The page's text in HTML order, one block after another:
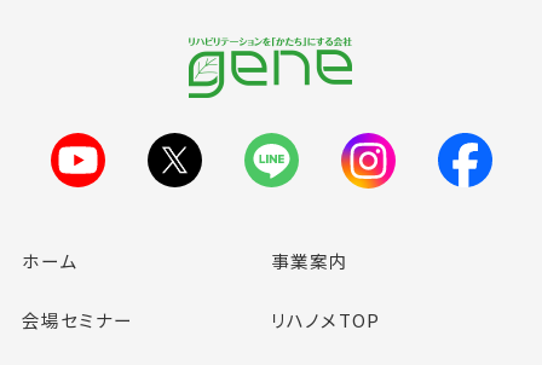
ホーム 事業案内
会場セミナー リハノメTOP